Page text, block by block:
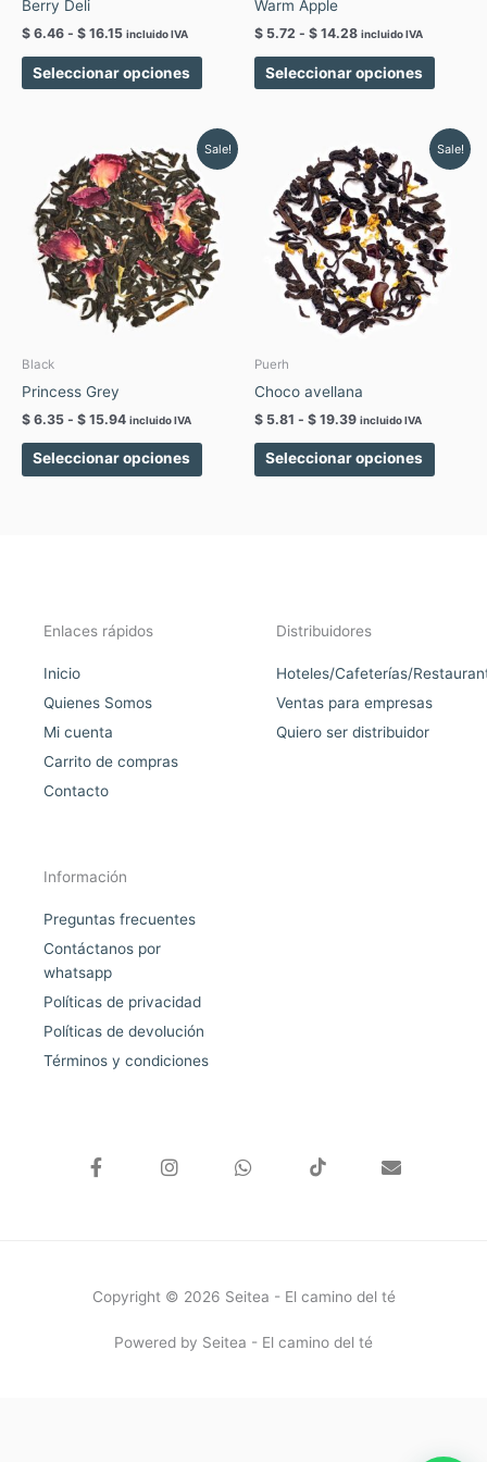
Berry Deli
$ 6.46 - $ 16.15 incluido IVA
Seleccionar opciones
producto
Warm Apple
$ 5.72 - $ 14.28 incluido IVA
Seleccionar opciones
Sale!
Black
Princess Grey
$ 6.35 - $ 15.94
de
precios:
desde
$ 6.35
hasta
$ 15.94
incluido IVA
Seleccionar opciones
Este
producto
tiene
múltiples
variantes.
Las
opciones
producto
Sale!
Puerh
Choco avellana
$ 5.81 - $ 19.39
de
precios:
desde
$ 5.81
hasta
$ 19.39
incluido IVA
Seleccionar opciones
Este
tiene
Las
Enlaces rápidos
Inicio
Quienes Somos
Mi cuenta
Carrito de compras
Contacto
Distribuidores
Hoteles/Cafeterías/
Ventas para empresas
Quiero ser distribuidor
Información
Preguntas frecuentes
Contáctanos por
whatsapp
Políticas de privacidad
Políticas de devolución
Términos y condiciones
a
-
n
m
h
n
Copyright © 2026 Seitea - El camino del té
Powered by Seitea - El camino del té